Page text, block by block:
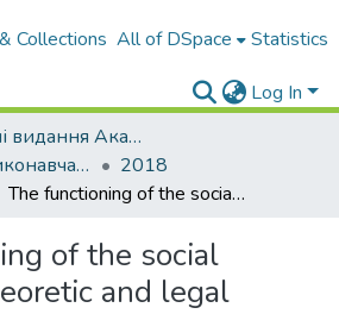
Collections All of DSpace Statistics
Log In
Періодичні видання Академії
Кримінально-виконавча система. Вчора. Сьогодні. Завтра
2018
The functioning of the social patronate: theoretic and legal aspect
of the social
and legal